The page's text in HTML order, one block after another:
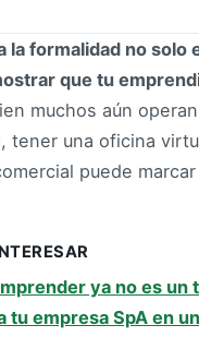
la formalidad no solo
que tu
muchos aún
tener una oficina
puede
ya no es un
tu empresa SpA en